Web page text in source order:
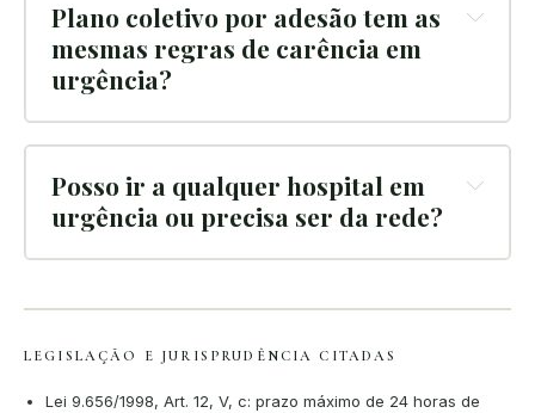
Plano coletivo por adesão tem as
mesmas regras de carência em
urgência?
Posso ir a qualquer hospital em
urgência ou precisa ser da rede?
LEGISLAÇÃO E JURISPRUDÊNCIA CITADAS
Lei 9.656/1998, Art. 12, V, c: prazo máximo de 24 horas de